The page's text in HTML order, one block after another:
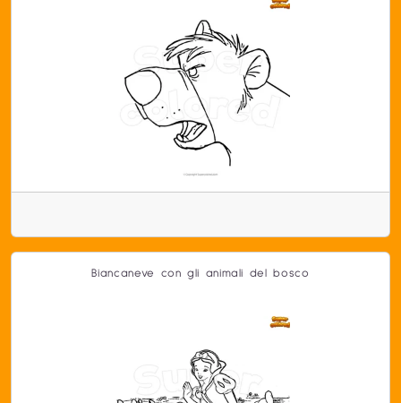
Biancaneve con gli animali del bosco